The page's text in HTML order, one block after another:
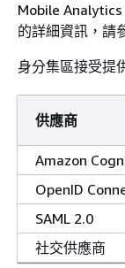
Mobile
的詳細資訊，請
身分集區接受提
供應商
Amazon
OpenID
SAML 2.0
社交供應商